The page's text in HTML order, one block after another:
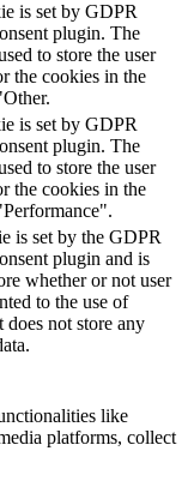
is set by GDPR
plugin. The
to store the user
the cookies in the
is set by GDPR
plugin. The
to store the user
the cookies in the
is set by the GDPR
plugin and is
whether or not user
to the use of
does not store any
like
platforms, collect